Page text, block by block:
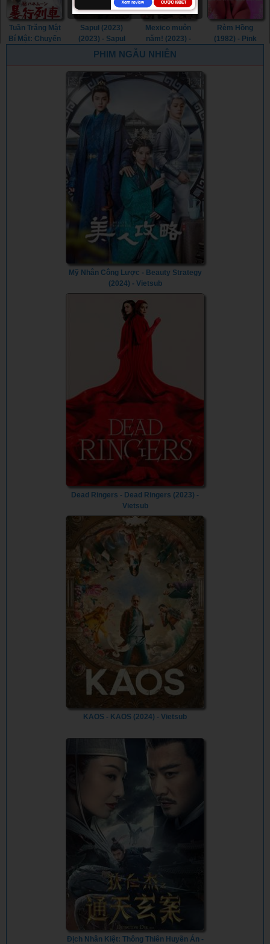
Tuần Trăng Mật
Bí Mật: Chuyến
Sapul (2023)
(2023) - Sapul
(2023) (2023)
Mexico muôn
năm! (2023) -
¡Que Viva
Rèm Hồng
(1982) - Pink
PHIM NGẪU NHIÊN
Mỹ Nhân Công Lược - Beauty Strategy
(2024) - Vietsub
Dead Ringers - Dead Ringers (2023) -
Vietsub
KAOS - KAOS (2024) - Vietsub
Địch Nhân Kiệt: Thông Thiên Huyền Án -